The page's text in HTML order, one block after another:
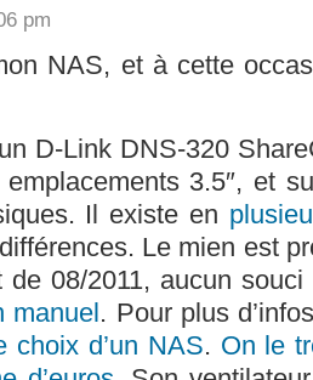
pm
NAS, et à cette
D-Link DNS-320
3.5″, et
Il existe en
Le mien est
de 08/2011, aucun
manuel. Pour plus
choix d’un NAS. On le